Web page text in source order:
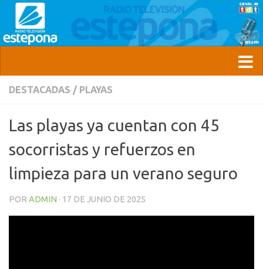
DESTACADAS / PLAYAS
Las playas ya cuentan con 45
socorristas y refuerzos en
limpieza para un verano seguro
POR ADMIN · 17 DE JUNIO DE 2025